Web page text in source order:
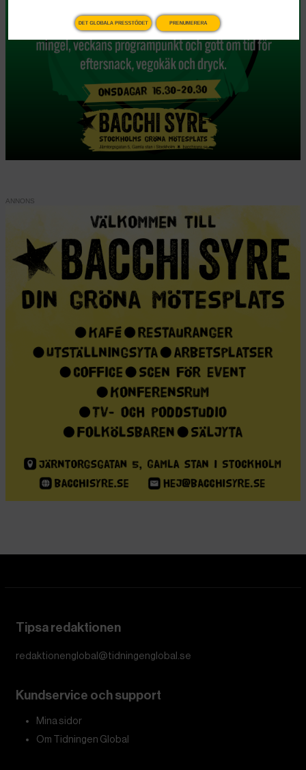
Den nyimperialistiska kraftdemonstrationen från en
amerikansk regering som avrättar civila båtbesättningar på
internationellt vatten samtidigt som den sätter in reguljära
väpnade styrkor på hemmaplan för att bekämpa brottslighet
framstår som en appell till samma instinkter som Arendt
skrev om, menar Christopher J Finlay, professor i politisk
teori vid Durham University i en text som tidigare har
publicerats i The Conversation. Till vänster Donald Trump,
Försäljningen av Hannah Arendts The
Origins of Totalitarianism (1951) sköt i
höjden när Donald Trump vann det
amerikanska presidentvalet 2016. Nästan
ett år in i den andra Trump-
administrationen – och 50 år efter Arendts
död i december 1975 – verkar det här
vara ett lämpligt tillfälle att återvända till
boken och se vilket ljus den kastar över
2025. Det skriver Christopher J Finlay,
professor i politisk teori vid Durham
University.
Christopher J Finlay
BokenThe Origins of Totalitarianism
vi, som demokratiska medborgare, vinna på att läsa den?
studerade filosofi under Martin Heidegger och Karl
DET GLOBALA PRESSTÖDET PRENUMERERA